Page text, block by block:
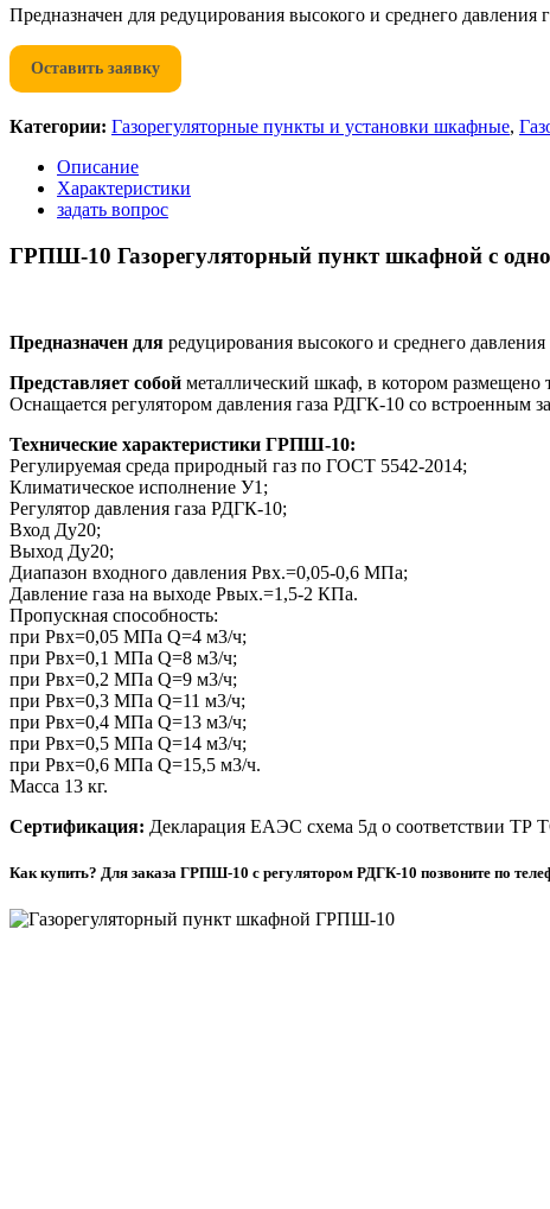
Предназначен для редуцирования высокого и среднего давления
Оставить заявку
Категории: Газорегуляторные пункты и установки шкафные,
Описание
Характеристики
задать вопрос
ГРПШ-10 Газорегуляторный пункт шкафной с
Предназначен для редуцирования высокого и среднего
Представляет собой металлический шкаф, в котором размещено
Оснащается регулятором давления газа РДГК-10 со встроенным
Технические характеристики ГРПШ-10:
Регулируемая среда природный газ по ГОСТ 5542-2014;
Климатическое исполнение У1;
Регулятор давления газа РДГК-10;
Вход Ду20;
Выход Ду20;
Диапазон входного давления Рвх.=0,05-0,6 МПа;
Давление газа на выходе Рвых.=1,5-2 КПа.
Пропускная способность:
при Рвх=0,05 МПа Q=4 м3/ч;
при Рвх=0,1 МПа Q=8 м3/ч;
при Рвх=0,2 МПа Q=9 м3/ч;
при Рвх=0,3 МПа Q=11 м3/ч;
при Рвх=0,4 МПа Q=13 м3/ч;
при Рвх=0,5 МПа Q=14 м3/ч;
при Рвх=0,6 МПа Q=15,5 м3/ч.
Масса 13 кг.
Сертификация: Декларация ЕАЭС схема 5д о соответствии ТР
Как купить? Для заказа ГРПШ-10 с регулятором РДГК-10 позвоните по